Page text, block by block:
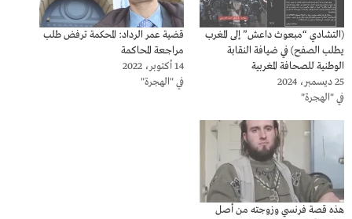
(التشادي “مبعوث داعش” إلى المغرب
يطلب الصفح) في ضيافة النقابة
الوطنية للصحافة المغربية
25 ديسمبر، 2024
في "الهجرة"
قضية عمر الرداد: المحكمة ترفض طلب
مراجعة المحاكمة
14 أكتوبر، 2022
في "الهجرة"
هذه قصة فرنسي وزوجته من أصل